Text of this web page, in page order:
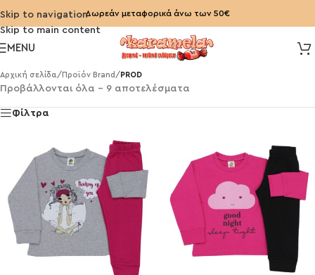
Skip to navigation
Skip to main content
Δωρεάν μεταφορικά άνω των 50€
MENU
Αρχική σελίδα/ Προϊόν Brand / PROD
Προβάλλονται όλα - 9 αποτελέσματα
Φίλτρα